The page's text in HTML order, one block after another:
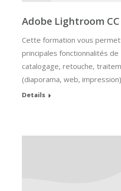
Adobe Lightroom CC
Cette formation vous
principales fonctionnalités
catalogage, retouche,
(diaporama, web,
Details